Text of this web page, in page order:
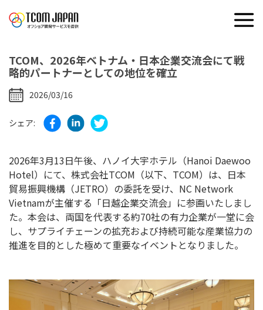
戻る
TCOM、2026年ベトナム・日本企業交流会にて戦
略的パートナーとしての地位を確立
2026/03/16
シェア:
2026年3月13日午後、ハノイ大宇ホテル（Hanoi Daewoo
Hotel）にて、株式会社TCOM （以下、 TCOM）は、日本
貿易振興機構（JETRO）の委託を受け、 NC Network
Vietnamが主催する「日越企業交流会」に参画いたしまし
た。本会は、両国を代表する約70社の有力企業が一堂に会
し、サプライチェーンの拡充および持続可能な産業協力の
推進を目的とした極めて重要なイベントとなりました。